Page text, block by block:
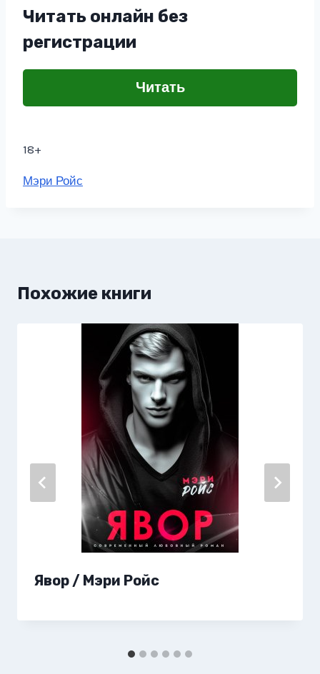
Читать онлайн без
регистрации
Читать
18+
Метки
Мэри Ройс
Похожие книги
Явор / Мэри Ройс